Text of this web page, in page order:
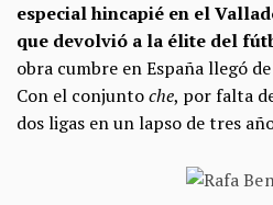
especial hincapié en el
que devolvió a la élite del
obra cumbre en España llegó
Con el conjuntoche, por falta
dos ligas en un lapso de tres